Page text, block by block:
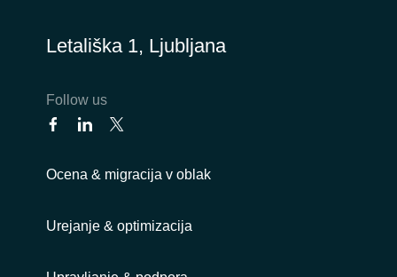
Letališka 1, Ljubljana
Follow us
Ocena & migracija v oblak
Urejanje & optimizacija